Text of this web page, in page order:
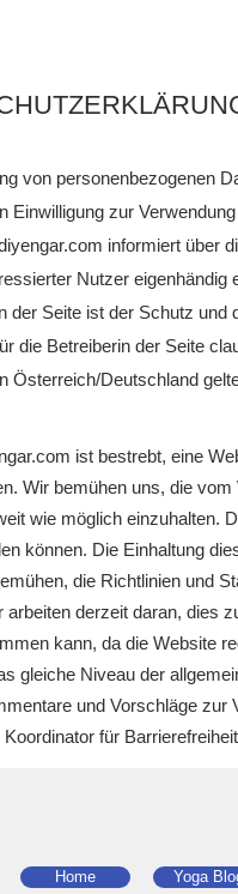
von personenbezogenen
Einwilligung zur
informiert über
Nutzer eigenhändig
der Seite ist der Schutz
die Betreiberin der Seite
Österreich/Deutschland
ist bestrebt, eine
Wir bemühen uns, die
wie möglich einzuhalten.
können. Die Einhaltung
die Richtlinien und
arbeiten derzeit daran, dies
kann, da die Website
gleiche Niveau der
und Vorschläge zur
für
Home Yoga